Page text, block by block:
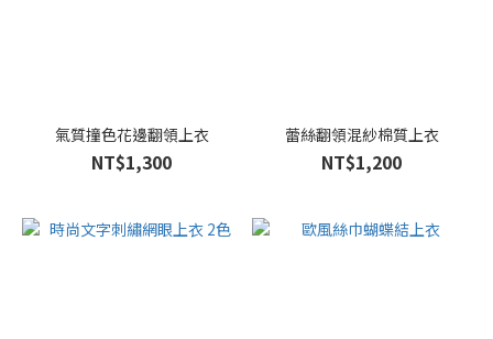
氣質撞色花邊翻領上衣
NT$1,300
蕾絲翻領混紗棉質上衣
NT$1,200